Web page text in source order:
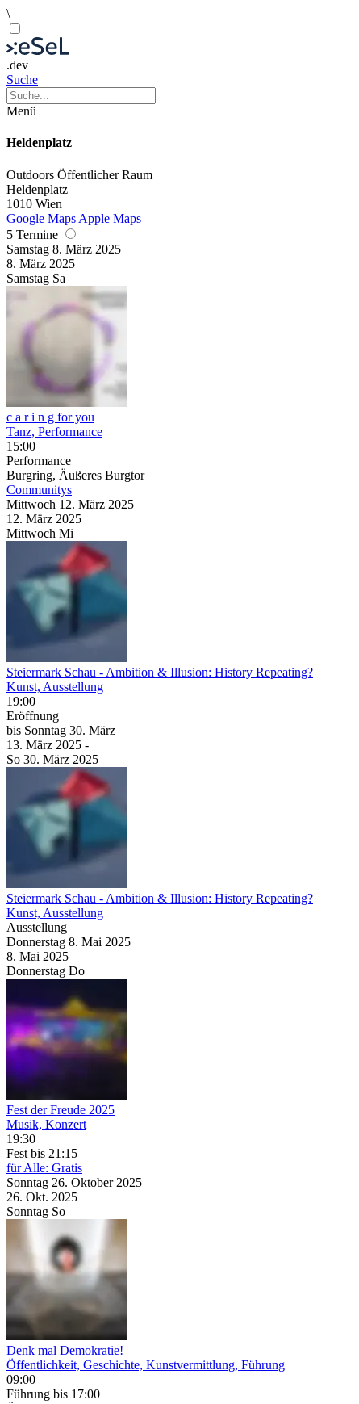
\
.dev
Suche
Menü
Heldenplatz
Outdoors Öffentlicher Raum
Heldenplatz
1010 Wien
Google Maps Apple Maps
5 Termine
Samstag 8. März 2025
8. März 2025
Samstag Sa
c a r i n g for you
Tanz, Performance
15:00
Performance
Burgring, Äußeres Burgtor
Communitys
Mittwoch 12. März 2025
12. März 2025
Mittwoch Mi
Steiermark Schau - Ambition & Illusion: History Repeating?
Kunst, Ausstellung
19:00
Eröffnung
bis Sonntag 30. März
13. März 2025 -
So 30. März 2025
Steiermark Schau - Ambition & Illusion: History Repeating?
Kunst, Ausstellung
Ausstellung
Donnerstag 8. Mai 2025
8. Mai 2025
Donnerstag Do
Fest der Freude 2025
Musik, Konzert
19:30
Fest bis 21:15
für Alle: Gratis
Sonntag 26. Oktober 2025
26. Okt. 2025
Sonntag So
Denk mal Demokratie!
Öffentlichkeit, Geschichte, Kunstvermittlung, Führung
09:00
Führung bis 17:00